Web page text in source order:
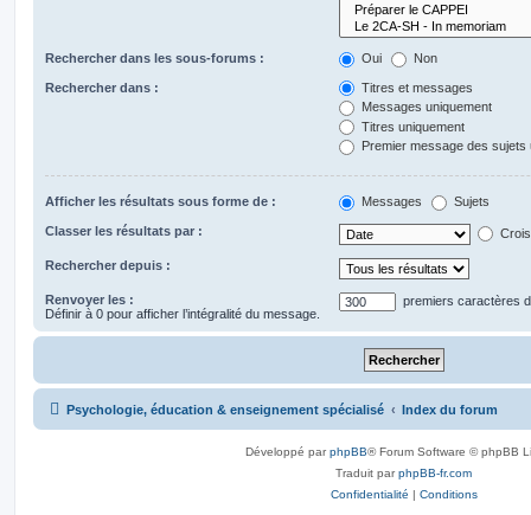
Rechercher dans les sous-forums : Oui Non
Rechercher dans :
Titres et messages
Messages uniquement
Titres uniquement
Premier message des sujets
Afficher les résultats sous forme de : Messages Sujets
Classer les résultats par :
Rechercher depuis :
Renvoyer les :
Définir à 0 pour afficher l’intégralité du message.
premiers caractères
Psychologie, éducation & enseignement spécialisé Index du forum
Développé parphpBB® Forum Software © phpBB
Traduit parphpBB-fr.com
Confidentialité | Conditions